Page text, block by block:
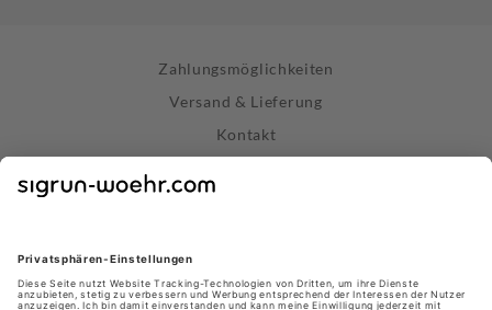
Zahlungsmöglichkeiten
Versand & Lieferung
Kontakt
Impressum